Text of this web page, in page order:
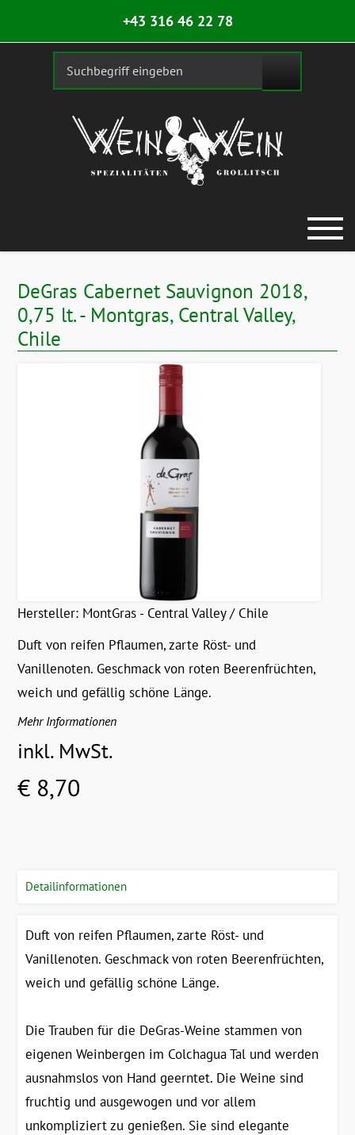
+43 316 46 22 78
DeGras Cabernet Sauvignon 2018,
0,75 lt. - Montgras, Central Valley,
Chile
Hersteller: MontGras - Central Valley / Chile
Duft von reifen Pflaumen, zarte Röst- und
Vanillenoten. Geschmack von roten Beerenfrüchten,
weich und gefällig schöne Länge.
Mehr Informationen
inkl. MwSt.
€ 8,70
Detailinformationen
Duft von reifen Pflaumen, zarte Röst- und
Vanillenoten. Geschmack von roten Beerenfrüchten,
weich und gefällig schöne Länge.
Die Trauben für die DeGras-Weine stammen von
eigenen Weinbergen im Colchagua Tal und werden
ausnahmslos von Hand geerntet. Die Weine sind
fruchtig und ausgewogen und vor allem
unkompliziert zu genießen. Sie sind elegante